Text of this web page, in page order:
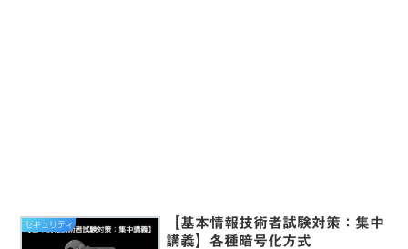
セキュリティ
【基本情報技術者試験対策：集中
講義】各種暗号化方式